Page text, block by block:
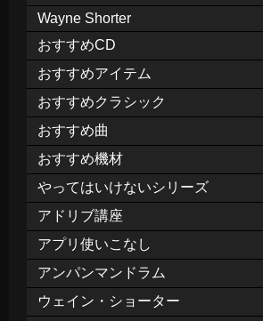
Wayne Shorter
おすすめCD
おすすめアイテム
おすすめクラシック
おすすめ曲
おすすめ機材
やってはいけないシリーズ
アドリブ講座
アプリ使いこなし
アンパンマンドラム
ウェイン・ショーター